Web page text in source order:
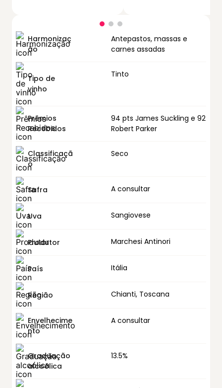
Harmonizaç
ão
Antepastos, massas e
carnes assadas
Tipo de
vinho
Tinto
Prêmios
Recebidos
94 pts James Suckling e 92
Robert Parker
Classificaçã
o
Seco
Safra A consultar
Uva Sangiovese
Produtor Marchesi Antinori
País Itália
Região Chianti, Toscana
Envelhecime
nto
A consultar
Graduação
alcoólica
13.5%